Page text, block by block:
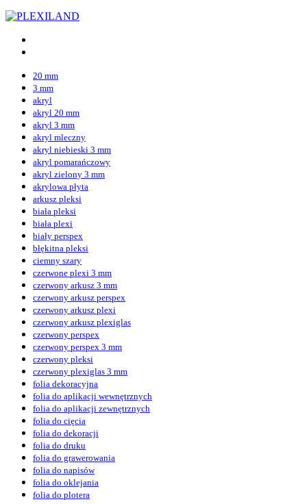
20 mm
3 mm
akryl
akryl 20 mm
akryl 3 mm
akryl mleczny
akryl niebieski 3 mm
akryl pomarańczowy
akryl zielony 3 mm
akrylowa płyta
arkusz pleksi
biała pleksi
biała plexi
biały perspex
błękitna pleksi
ciemny szary
czerwone plexi 3 mm
czerwony arkusz 3 mm
czerwony arkusz perspex
czerwony arkusz plexi
czerwony arkusz plexiglas
czerwony perspex
czerwony perspex 3 mm
czerwony pleksi
czerwony plexiglas 3 mm
folia dekoracyjna
folia do aplikacji wewnętrznych
folia do aplikacji zewnętrznych
folia do cięcia
folia do dekoracji
folia do druku
folia do grawerowania
folia do napisów
folia do oklejania
folia do plotera